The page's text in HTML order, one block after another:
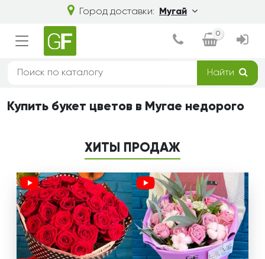
Город доставки: Мугай
0
Найти
Купить букет цветов в Мугае недорого
ХИТЫ ПРОДАЖ